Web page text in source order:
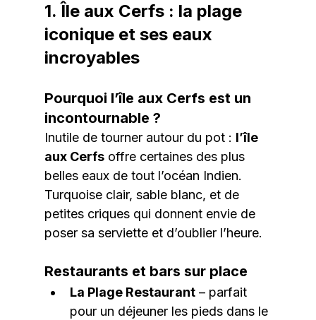
1. Île aux Cerfs : la plage
iconique et ses eaux
incroyables
Pourquoi l’île aux Cerfs est un
incontournable ?
Inutile de tourner autour du pot : l’île
aux Cerfs offre certaines des plus
belles eaux de tout l’océan Indien.
Turquoise clair, sable blanc, et de
petites criques qui donnent envie de
poser sa serviette et d’oublier l’heure.
Restaurants et bars sur place
La Plage Restaurant – parfait
pour un déjeuner les pieds dans le